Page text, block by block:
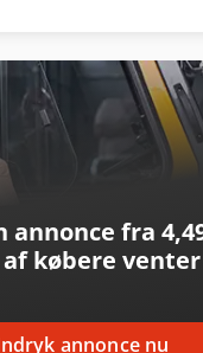
annonce fra
købere
annonce nu